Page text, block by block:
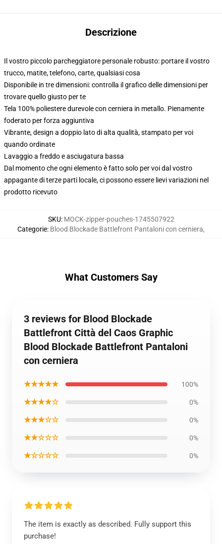
Descrizione
Il vostro piccolo parcheggiatore personale robusto: portare il vostro
trucco, matite, telefono, carte, qualsiasi cosa
Disponibile in tre dimensioni: controlla il grafico delle dimensioni per
trovare quello giusto per te
Tela 100% poliestere durevole con cerniera in metallo. Pienamente
foderato per forza aggiuntiva
Vibrante, design a doppio lato di alta qualità, stampato per voi
quando ordinate
Lavaggio a freddo e asciugatura bassa
Dal momento che ogni elemento è fatto solo per voi dal vostro
appagante di terze parti locale, ci possono essere lievi variazioni nel
prodotto ricevuto
SKU: MOCK-zipper-pouches-1745507922
Categorie: Blood Blockade Battlefront Pantaloni con cerniera,
What Customers Say
3 reviews for Blood Blockade
Battlefront Città del Caos Graphic
Blood Blockade Battlefront Pantaloni
con cerniera
★★★★★ 100%
★★★★☆ 0%
★★★☆☆ 0%
★★☆☆☆ 0%
★☆☆☆☆ 0%
The item is exactly as described. Fully support this
purchase!